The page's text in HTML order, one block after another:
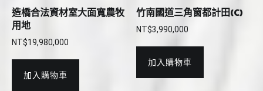
造橋合法資材室大面寬農牧
用地
NT$19,980,000
加入購物車
竹南國道三角窗都計田(C)
NT$3,990,000
加入購物車